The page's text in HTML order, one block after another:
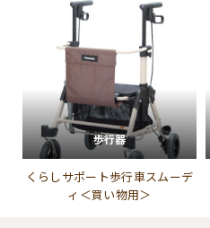
歩行器
くらしサポート歩行車スムーデ
ィ＜買い物用＞